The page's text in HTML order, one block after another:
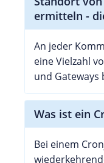
ermitteln -
An jeder
eine Vielzahl
und Gateways
Was ist ein
Bei einem